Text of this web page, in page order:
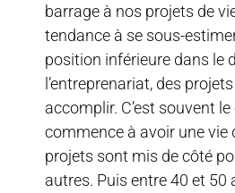
barrage à nos projets de
tendance à se sous-
position inférieure dans le
l’entreprenariat, des
accomplir. C’est souvent
commence à avoir une vie
projets sont mis de côté
autres. Puis entre 40 et 50